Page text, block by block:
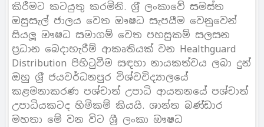
කිරීමට කටයුතු කරමිනි. ශ‍්‍රී ලංකාවේ සමස්ත
ඔසුසැල් ජාලය වෙත ඖෂධ සැපයීම වෙනුවෙන්
සියලූ ඖෂධ සමාගම් වෙත පහසුකම් සලසන
ප‍්‍රධාන බෙදාහැරීම් ආකෘතියක් වන Healthguard
Distribution පිහිටුවීම සඳහා නායකත්වය ලබා දුන්
ඔහු ශ‍්‍රී ජයවර්ධනපුර විශ්වවිද්‍යාලයේ
කළමනාකරණ පශ්චාත් උපාධි ආයතනයේ පශ්චාත්
උපාධියකටද හිමිකම් කියයි. ශාන්ත බණ්ඩාර
මහතා මේ වන විට ශ්‍රී ලංකා ඖෂධ